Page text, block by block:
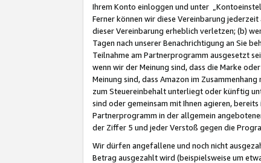
Ihrem Konto einloggen und unter
Ferner können wir diese Vereinbarung
dieser Vereinbarung erheblich verletzen; (b)
Tagen nach unserer Benachrichtigung an Sie
Teilnahme am Partnerprogramm ausgesetzt
wenn wir der Meinung sind, dass die Marke
Meinung sind, dass Amazon im
zum Steuereinbehalt unterliegt oder künftig
sind oder gemeinsam mit Ihnen agieren,
Partnerprogramm in der allgemein
der Ziffer 5 und jeder Verstoß gegen die
Wir dürfen angefallene und noch nicht
Betrag ausgezahlt wird (beispielsweise um